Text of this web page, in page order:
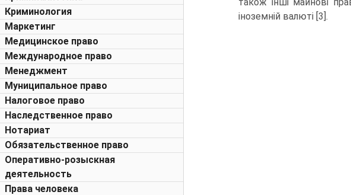
Криминология
Маркетинг
Медицинское право
Международное право
Менеджмент
Муниципальное право
Налоговое право
Наследственное право
Нотариат
Обязательственное право
Оперативно-розыскная
деятельность
Права человека
іноземній валюті [3].